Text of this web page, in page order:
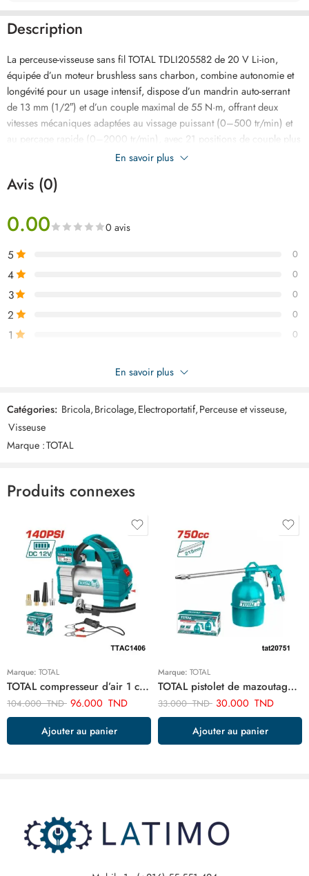
Description
La perceuse-visseuse sans fil TOTAL TDLI205582 de 20 V Li-ion,
équipée d’un moteur brushless sans charbon, combine autonomie et
longévité pour un usage intensif, dispose d’un mandrin auto-serrant
de 13 mm (1/2″) et d’un couple maximal de 55 N·m, offrant deux
vitesses mécaniques adaptées au vissage puissant (0–500 tr/min) et
au perçage rapide (0–2000 tr/min), avec 21 positions de couple plus
une pour le perçage, blocage de broche et rotation droite/gauche, elle
avec une batterie 20V 2,0 Ah, un chargeur, un jeu d’embouts et
pratique et sûr.
En savoir plus
Avis (0)
0.00 0 avis
5 0
4 0
3 0
2 0
1 0
Soyez le premier à donner votre avis sur “TOTAL Visseuse
perceuse sans fil 20v 55nm TDLI205582”
Commentaires
Il n'y a pas encore de critiques.
En savoir plus
Catégories: Bricola,Bricolage,Electroportatif,Perceuse et visseuse,
Visseuse
Marque :TOTAL
Produits connexes
Marque: TOTAL
TOTAL compresseur d’air 1 cylindre TTAC1406
104.000TND 96.000 TND
Ajouter au panier
Marque: TOTAL
TOTAL pistolet de mazoutage TAT20751
33.000TND 30.000 TND
Ajouter au panier